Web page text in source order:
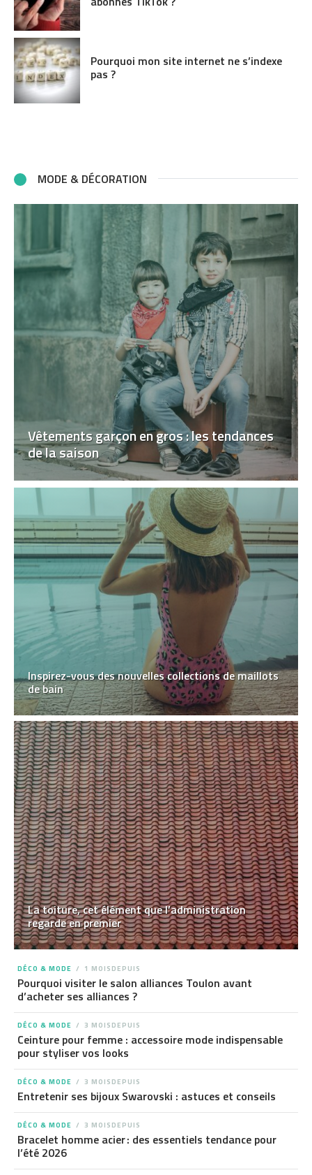
Pourquoi mon site internet ne s’indexe
pas ?
MODE & DÉCORATION
Vêtements garçon en gros : les tendances
de la saison
Inspirez-vous des nouvelles collections de maillots
de bain
La toiture, cet élément que l’administration
regarde en premier
DÉCO & MODE 1 MOISDEPUIS
Pourquoi visiter le salon alliances Toulon avant
d’acheter ses alliances ?
DÉCO & MODE 3 MOISDEPUIS
Ceinture pour femme : accessoire mode indispensable
pour styliser vos looks
DÉCO & MODE 3 MOISDEPUIS
Entretenir ses bijoux Swarovski : astuces et conseils
DÉCO & MODE 3 MOISDEPUIS
Bracelet homme acier : des essentiels tendance pour
l’été 2026